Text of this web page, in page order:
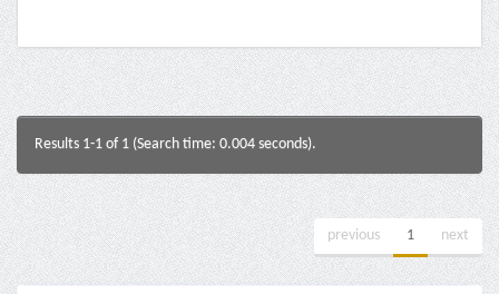
Results 1-1 of 1 (Search time: 0.004 seconds).
previous 1 next